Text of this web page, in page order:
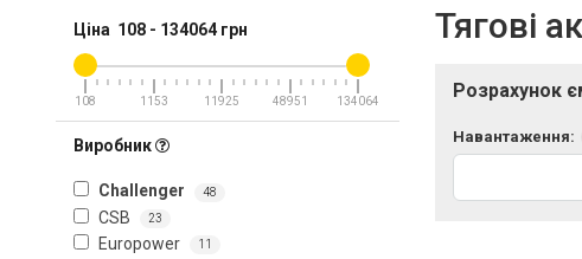
Ціна 108 - 134064 грн
108 1153 11925 48951 134064
Виробник
Challenger 48
CSB 23
Europower 11
Тягові
Розрахунок
Навантаження: